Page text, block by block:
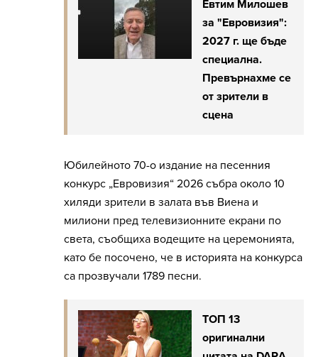
Евтим Милошев
за "Евровизия":
2027 г. ще бъде
специална.
Превърнахме се
от зрители в
сцена
Юбилейното 70-о издание на песенния
конкурс „Евровизия“ 2026 събра около 10
хиляди зрители в залата във Виена и
милиони пред телевизионните екрани по
света, съобщиха водещите на церемонията,
като бе посочено, че в историята на конкурса
са прозвучали 1789 песни.
ТОП 13
оригинални